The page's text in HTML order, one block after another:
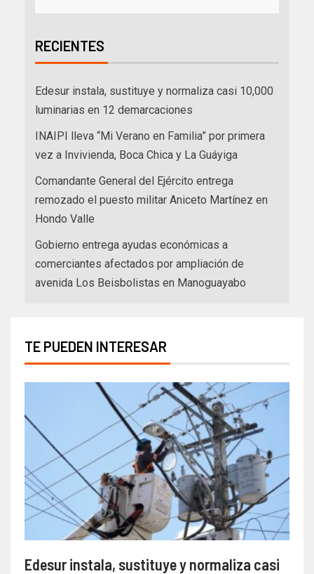
RECIENTES
Edesur instala, sustituye y normaliza casi 10,000
luminarias en 12 demarcaciones
INAIPI lleva “Mi Verano en Familia” por primera
vez a Invivienda, Boca Chica y La Guáyiga
Comandante General del Ejército entrega
remozado el puesto militar Aniceto Martínez en
Hondo Valle
Gobierno entrega ayudas económicas a
comerciantes afectados por ampliación de
avenida Los Beisbolistas en Manoguayabo
TE PUEDEN INTERESAR
Edesur instala, sustituye y normaliza casi